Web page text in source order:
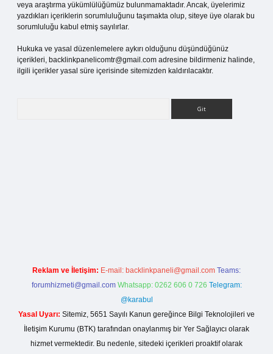
veya araştırma yükümlülüğümüz bulunmamaktadır. Ancak, üyelerimiz
yazdıkları içeriklerin sorumluluğunu taşımakta olup, siteye üye olarak bu
sorumluluğu kabul etmiş sayılırlar.
Hukuka ve yasal düzenlemelere aykırı olduğunu düşündüğünüz
içerikleri, backlinkpanelicomtr@gmail.com adresine bildirmeniz halinde,
ilgili içerikler yasal süre içerisinde sitemizden kaldırılacaktır.
Reklam ve İletişim: E-mail: backlinkpaneli@gmail.com Teams:
forumhizmeti@gmail.com Whatsapp: 0262 606 0 726 Telegram:
@karabul
Yasal Uyarı: Sitemiz, 5651 Sayılı Kanun gereğince Bilgi Teknolojileri ve
İletişim Kurumu (BTK) tarafından onaylanmış bir Yer Sağlayıcı olarak
hizmet vermektedir. Bu nedenle, sitedeki içerikleri proaktif olarak